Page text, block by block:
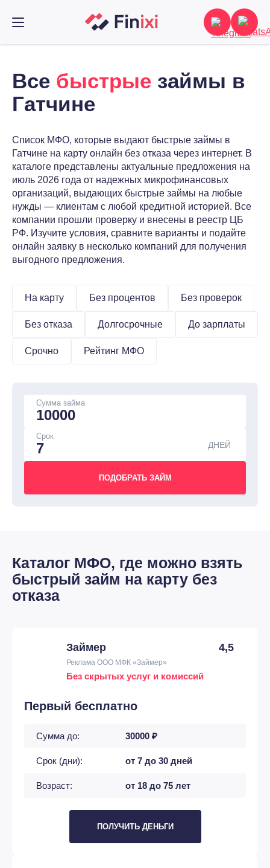
Все быстрые займы в
Гатчине
Список МФО, которые выдают быстрые займы в
Гатчине на карту онлайн без отказа через интернет. В
каталоге представлены актуальные предложения на
июль 2026 года от надежных микрофинансовых
организаций, выдающих быстрые займы на любые
нужды — клиентам с любой кредитной историей. Все
компании прошли проверку и внесены в реестр ЦБ
РФ. Изучите условия, сравните варианты и подайте
онлайн заявку в несколько компаний для получения
выгодного предложения.
На карту Без процентов Без проверок
Без отказа Долгосрочные До зарплаты
Срочно Рейтинг МФО
Сумма займа
Срок
ДНЕЙ
Каталог МФО, где можно взять
быстрый займ на карту без
отказа
Займер 4,5
Реклама ООО МФК «Займер»
Без скрытых услуг и комиссий
Первый бесплатно
Сумма до: 30000 ₽
Срок (дни): от 7 до 30 дней
Возраст: от 18 до 75 лет
ПОЛУЧИТЬ ДЕНЬГИ